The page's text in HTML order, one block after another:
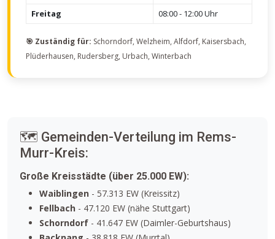
Freitag
08:00 - 12:00 Uhr
🎯 Zuständig für: Schorndorf, Welzheim, Alfdorf, Kaisersbach,
Plüderhausen, Rudersberg, Urbach, Winterbach
🗺️ Gemeinden-Verteilung im Rems-
Murr-Kreis:
Große Kreisstädte (über 25.000 EW):
Waiblingen - 57.313 EW (Kreissitz)
Fellbach - 47.120 EW (nähe Stuttgart)
Schorndorf - 41.647 EW (Daimler-Geburtshaus)